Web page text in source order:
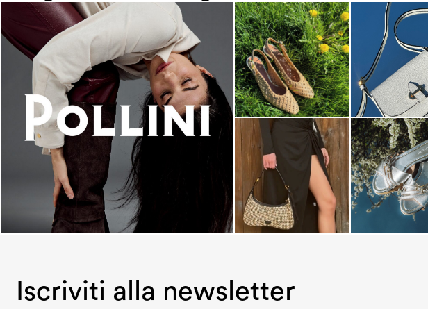
An ode to the house’s vibrant Italian roots, the
new...
Iscriviti alla newsletter